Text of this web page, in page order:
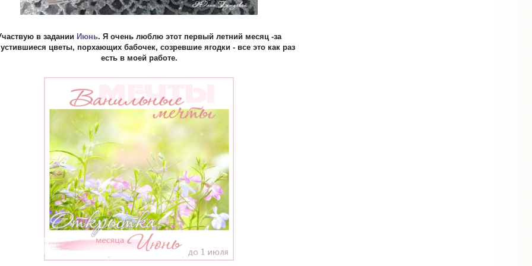
в задании Июнь. Я очень люблю этот первый летний месяц -за
цветы, порхающих бабочек, созревшие ягодки - все это как раз
есть в моей работе.